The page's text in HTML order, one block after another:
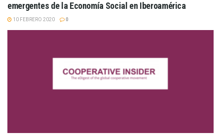
emergentes de la Economía Social en Iberoamérica
10 FEBRERO 2020 0